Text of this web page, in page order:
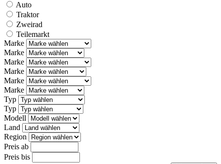
Auto
Traktor
Zweirad
Teilemarkt
Marke
Marke
Marke
Marke
Marke
Marke
Typ
Typ
Modell
Land
Region
Preis ab
Preis bis